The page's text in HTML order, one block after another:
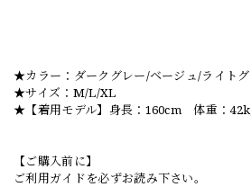
★カラー：ダークグレー/ベージュ/ライト
★サイズ：M/L/XL
★【着用モデル】身長：160cm 体重：
【ご購入前に】
ご利用ガイドを必ずお読み下さい。